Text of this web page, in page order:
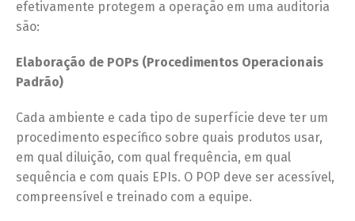
efetivamente protegem a operação em uma auditoria
são:
Elaboração de POPs (Procedimentos Operacionais
Padrão)
Cada ambiente e cada tipo de superfície deve ter um
procedimento específico sobre quais produtos usar,
em qual diluição, com qual frequência, em qual
sequência e com quais EPIs. O POP deve ser acessível,
compreensível e treinado com a equipe.